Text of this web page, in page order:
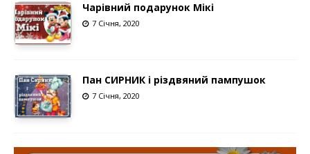
Чарівний подарунок Мікі
7 Січня, 2020
Пан СИРНИК і різдвяний пампушок
7 Січня, 2020